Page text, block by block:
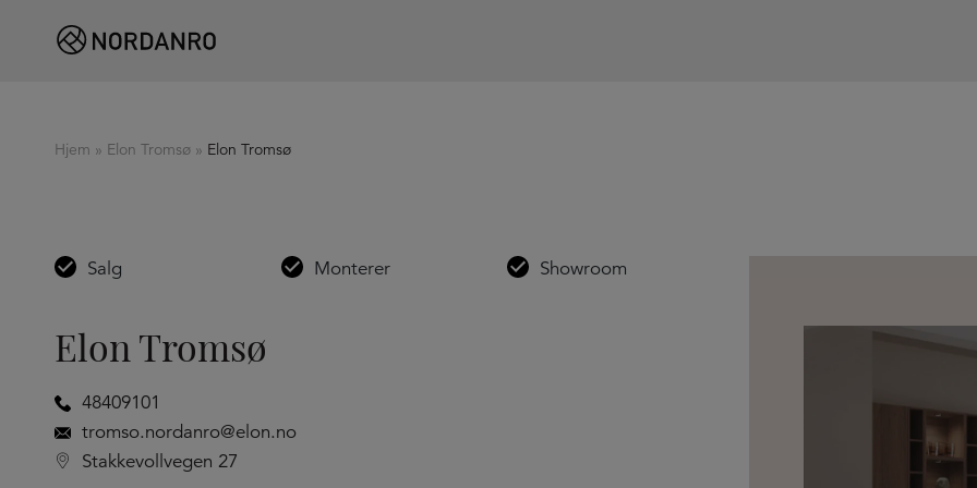
Hjem » Elon Tromsø » Elon Tromsø
Salg Monterer Showroom
Elon Tromsø
48409101
tromso.nordanro@elon.no
Stakkevollvegen 27